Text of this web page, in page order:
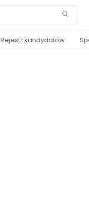
Rejestr kandydatów